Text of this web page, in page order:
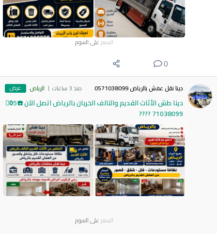
السعر على السوم
0
دينا نقل عفش بالرياض 0571038099 منذ 3 ساعات الرياض عرض
دينا طش الأثاث القديم والتالف الخربان بالرياض اتصل الآن ☎️0َ5
71038099 ????
السعر على السوم